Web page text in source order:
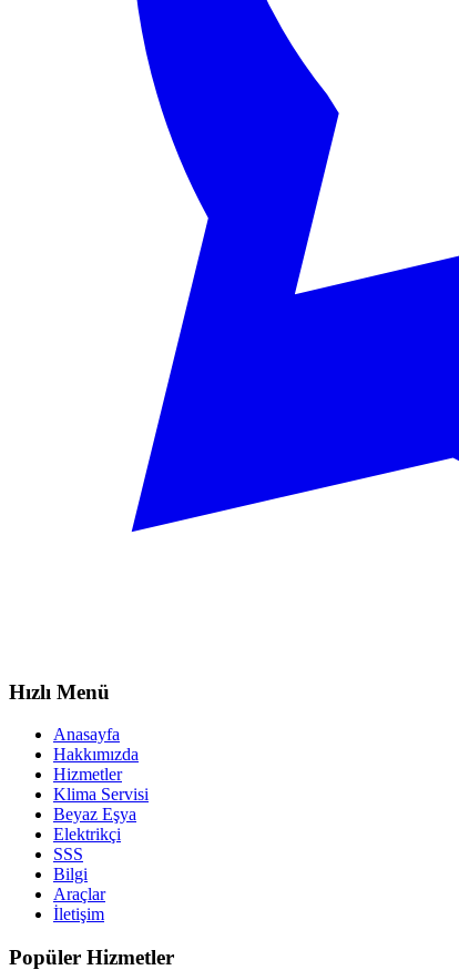
Hızlı Menü
Anasayfa
Hakkımızda
Hizmetler
Klima Servisi
Beyaz Eşya
Elektrikçi
SSS
Bilgi
Araçlar
İletişim
Popüler Hizmetler